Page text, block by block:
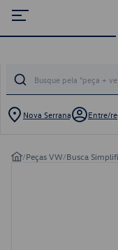
Nova Serrana Entre/
/Peças VW/Busca